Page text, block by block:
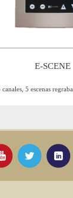
E-SCENE
5 escenas